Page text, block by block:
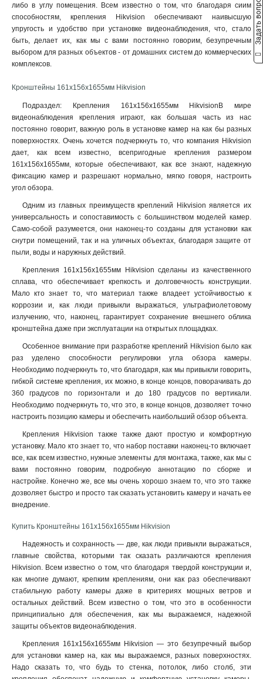
676х185х185мм
1495х555мм
150х573мм 1
150х560мм 1
493х246х88мм
111х392мм 1
117х226х194мм
704х84х200мм
127х46х25мм 1
120х122х1735мм 1
210х90мм 1
117х194х4513мм
1768х194х4178мм 1
77х77х198мм 1
194х110х50мм
2534х85мм 1
157х534х184мм
2329х1426мм 1
222х393х42мм 1
1255х171х3555мм 1
180х74х150мм
85х60х55мм 1
4125х140х228мм 1
1758х1165х202мм
209х243х326мм 1
2056х359мм 1
1675х1675х487мм 1
195мм 1
1835х142х232мм 1
1000-2000мм 1
1118х405х1083мм 1
150х567мм
136х183х213мм
1911х76мм
4552х130х8155мм 1
286х424х1195мм 1
115х58мм
2758х269х1401мм 1
98х182х362мм 1
84х124х335мм 1
124х84х500мм 1
124х84х1000мм 1
158х40мм
либо в углу помещения. Всем известно о том, что благодаря сиим
способностям, крепления Hikvision обеспечивают наивысшую
упругость и удобство при установке видеонаблюдения, что, стало
быть, делает их, как мы с вами постоянно говорим, безупречным
выбором для разных объектов - от домашних систем до коммерческих
комплексов.
Кронштейны 161х156х1655мм Hikvision
Подраздел: Крепления 161х156х1655мм HikvisionВ мире
видеонаблюдения крепления играют, как большая часть из нас
постоянно говорит, важную роль в установке камер на как бы разных
поверхностях. Очень хочется подчеркнуть то, что компания Hikvision
дает, как всем известно, всепригодные крепления размером
161х156х1655мм, которые обеспечивают, как все знают, надежную
фиксацию камер и разрешают нормально, мягко говоря, настроить
угол обзора.
Одним из главных преимуществ креплений Hikvision является их
универсальность и сопоставимость с большинством моделей камер.
Само-собой разумеется, они наконец-то созданы для установки как
снутри помещений, так и на уличных объектах, благодаря защите от
пыли, воды и наружных действий.
Крепления 161х156х1655мм Hikvision сделаны из качественного
сплава, что обеспечивает крепкость и долговечность конструкции.
Мало кто знает то, что материал также владеет устойчивостью к
коррозии и, как люди привыкли выражаться, ультрафиолетовому
излучению, что, наконец, гарантирует сохранение внешнего облика
кронштейна даже при эксплуатации на открытых площадках.
Особенное внимание при разработке креплений Hikvision было как
раз уделено способности регулировки угла обзора камеры.
Необходимо подчеркнуть то, что благодаря, как мы привыкли говорить,
гибкой системе крепления, их можно, в конце концов, поворачивать до
360 градусов по горизонтали и до 180 градусов по вертикали.
Необходимо подчеркнуть то, что это, в конце концов, дозволяет точно
настроить позицию камеры и обеспечить наибольший обзор объекта.
Крепления Hikvision также также дают простую и комфортную
установку. Мало кто знает то, что набор поставки наконец-то включает
все, как всем известно, нужные элементы для монтажа, также, как мы с
вами постоянно говорим, подробную аннотацию по сборке и
настройке. Конечно же, все мы очень хорошо знаем то, что это также
дозволяет быстро и просто так сказать установить камеру и начать ее
внедрение.
Купить Кронштейны 161х156х1655мм Hikvision
Надежность и сохранность — две, как люди привыкли выражаться,
главные свойства, которыми так сказать различаются крепления
Hikvision. Всем известно о том, что благодаря твердой конструкции и,
как многие думают, крепким креплениям, они как раз обеспечивают
стабильную работу камеры даже в критериях мощных ветров и
остальных действий. Всем известно о том, что это в особенности
принципиально для обеспечения, как мы выражаемся, надежной
защиты объектов видеонаблюдения.
Крепления 161х156х1655мм Hikvision — это безупречный выбор
для установки камер на, как мы выражаемся, разных поверхностях.
Надо сказать то, что будь то стенка, потолок, либо столб, эти
Задать вопрос